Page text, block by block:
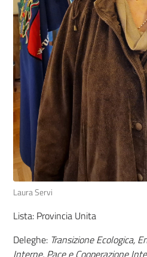
Laura Servi
Lista: Provincia Unita
Deleghe: Transizione Ecologica,
Interne, Pace e Cooperazione